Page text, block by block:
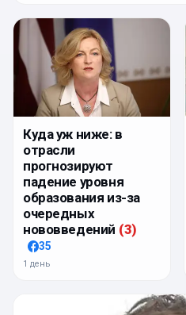
Куда уж ниже: в
отрасли
прогнозируют
падение уровня
образования из-за
очередных
нововведений (3)
35
1 день